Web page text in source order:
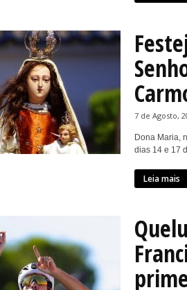
7 de Agosto,
Dona Maria,
dias 14 e 17
Leia mais